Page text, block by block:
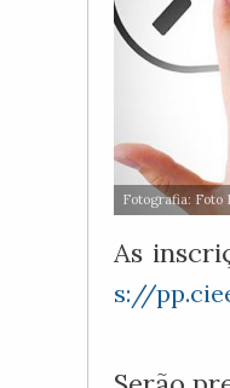
Fotografia: Foto
As
s://